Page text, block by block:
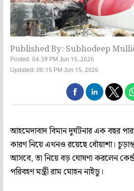
Published By: Subhodeep
Posted: 04:39 PM Jun 15, 2026
Updated: 06:15 PM Jun 15, 2026
আহমেদাবাদ বিমান দুর্ঘটনার এক বছর
কারণ নিয়ে এখনও রয়েছে ধোঁয়াশা।
আসবে, তা নিয়ে বড় ঘোষণা করলেন
পরিবহণ মন্ত্রী রাম মোহন নাইডু।